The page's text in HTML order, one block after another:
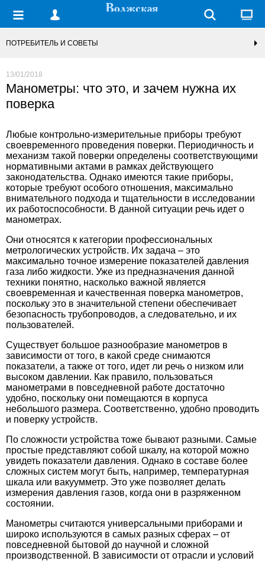
ПОТРЕБИТЕЛЬ И СОВЕТЫ
13/01/2018
Манометры: что это, и зачем нужна их
поверка
Любые контрольно-измерительные приборы требуют
своевременного проведения поверки. Периодичность и
механизм такой поверки определены соответствующими
нормативными актами в рамках действующего
законодательства. Однако имеются такие приборы,
которые требуют особого отношения, максимально
внимательного подхода и тщательности в исследовании
их работоспособности. В данной ситуации речь идет о
манометрах.
Они относятся к категории профессиональных
метрологических устройств. Их задача – это
максимально точное измерение показателей давления
газа либо жидкости. Уже из предназначения данной
техники понятно, насколько важной является
своевременная и качественная поверка манометров,
поскольку это в значительной степени обеспечивает
безопасность трубопроводов, а следовательно, и их
пользователей.
Существует большое разнообразие манометров в
зависимости от того, в какой среде снимаются
показатели, а также от того, идет ли речь о низком или
высоком давлении. Как правило, пользоваться
манометрами в повседневной работе достаточно
удобно, поскольку они помещаются в корпуса
небольшого размера. Соответственно, удобно проводить
и поверку устройств.
По сложности устройства тоже бывают разными. Самые
простые представляют собой шкалу, на которой можно
увидеть показатели давления. Однако в составе более
сложных систем могут быть, например, температурная
шкала или вакуумметр. Это уже позволяет делать
измерения давления газов, когда они в разряженном
состоянии.
Манометры считаются универсальными приборами и
широко используются в самых разных сферах – от
повседневной бытовой до научной и сложной
производственной. В зависимости от отрасли и условий